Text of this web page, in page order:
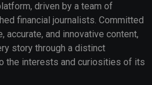
driven by a team of
financial journalists. Committed
and innovative content,
story through a distinct
the interests and curiosities of its